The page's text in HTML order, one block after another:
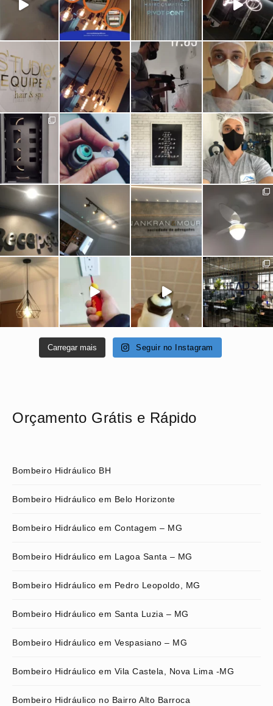
Carregar mais Seguir no Instagram
Orçamento Grátis e Rápido
Bombeiro Hidráulico BH
Bombeiro Hidráulico em Belo Horizonte
Bombeiro Hidráulico em Contagem – MG
Bombeiro Hidráulico em Lagoa Santa – MG
Bombeiro Hidráulico em Pedro Leopoldo, MG
Bombeiro Hidráulico em Santa Luzia – MG
Bombeiro Hidráulico em Vespasiano – MG
Bombeiro Hidráulico em Vila Castela, Nova Lima -MG
Bombeiro Hidráulico no Bairro Alto Barroca